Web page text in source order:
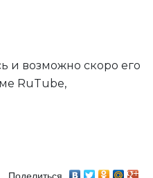
и возможно скоро его
RuTube,